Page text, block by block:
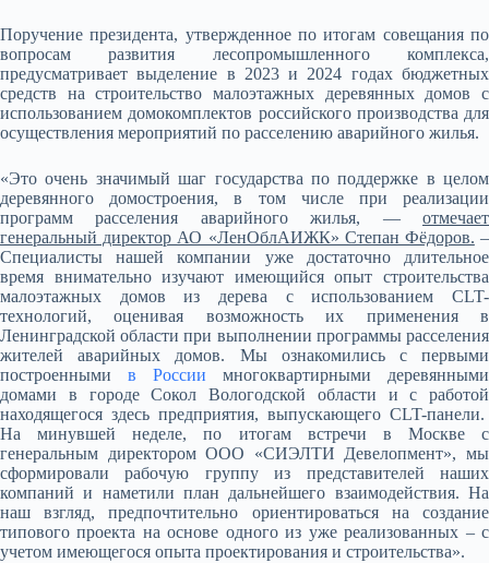
Поручение президента, утвержденное по итогам совещания по
вопросам развития лесопромышленного комплекса,
предусматривает выделение в 2023 и 2024 годах бюджетных
средств на строительство малоэтажных деревянных домов с
использованием домокомплектов российского производства для
осуществления мероприятий по расселению аварийного жилья.
«Это очень значимый шаг государства по поддержке в целом
деревянного домостроения, в том числе при реализации
программ расселения аварийного жилья, — отмечает
генеральный директор АО «ЛенОблАИЖК» Степан Фёдоров. –
Специалисты нашей компании уже достаточно длительное
время внимательно изучают имеющийся опыт строительства
малоэтажных домов из дерева с использованием CLT-
технологий, оценивая возможность их применения в
Ленинградской области при выполнении программы расселения
жителей аварийных домов. Мы ознакомились с первыми
построенными в России многоквартирными деревянными
домами в городе Сокол Вологодской области и с работой
находящегося здесь предприятия, выпускающего CLT-панели.
На минувшей неделе, по итогам встречи в Москве с
генеральным директором ООО «СИЭЛТИ Девелопмент», мы
сформировали рабочую группу из представителей наших
компаний и наметили план дальнейшего взаимодействия. На
наш взгляд, предпочтительно ориентироваться на создание
типового проекта на основе одного из уже реализованных – с
учетом имеющегося опыта проектирования и строительства».